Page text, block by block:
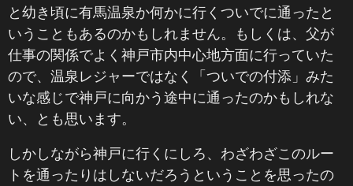
と幼き頃に有馬温泉か何かに行くついでに通ったと
いうこともあるのかもしれません。もしくは、父が
仕事の関係でよく神戸市内中心地方面に行っていた
ので、温泉レジャーではなく「ついでの付添」みた
いな感じで神戸に向かう途中に通ったのかもしれな
い、とも思います。
しかしながら神戸に行くにしろ、わざわざこのルー
トを通ったりはしないだろうということを思ったの